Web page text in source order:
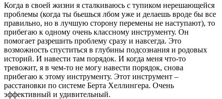
Когда в своей жизни я сталкиваюсь с тупиком нерешающейся
проблемы (когда ты бьешься лбом уже и делаешь вроде бы все
правильно, но в лучшую сторону перемены не наступают), то
прибегаю к одному очень классному инструменту. Он
помогает разрешить проблему сразу и навсегда. Это
возможность спуститься в глубины подсознания и родовых
историй. И навести там порядок. И когда меня что-то
тревожит, я в чем-то не могу навести порядок, снова
прибегаю к этому инструменту. Этот инструмент –
расстановки по системе Берта Хеллингера. Очень
эффективный и удивительный.